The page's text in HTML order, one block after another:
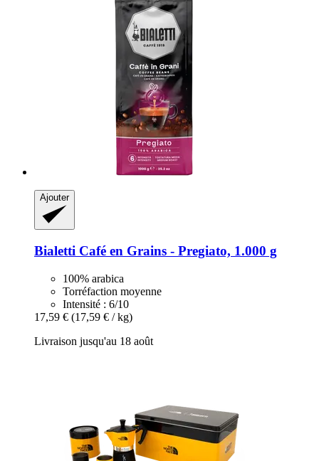
Ajouter
Bialetti Café en Grains -​ Pregiato, 1.000 g
100% arabica
Torréfaction moyenne
Intensité : 6/10
17,59 € (17,59 € / kg)
Livraison jusqu'au 18 août